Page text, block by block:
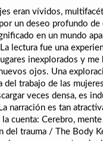
eran vívidos,
un deseo profundo de
en un mundo
lectura fue una
inexplorados y me
ojos. Una
del trabajo de las
veces densa, es
narración es tan
cuenta: Cerebro,
del trauma / The Body